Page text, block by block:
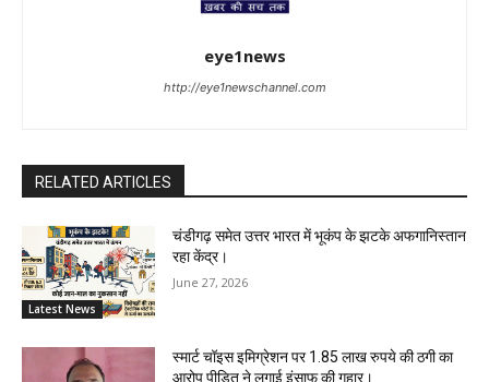
eye1news
http://eye1newschannel.com
RELATED ARTICLES
Latest News
चंडीगढ़ समेत उत्तर भारत में भूकंप के झटके अफगानिस्तान
रहा केंद्र।
June 27, 2026
स्मार्ट चॉइस इमिग्रेशन पर 1.85 लाख रुपये की ठगी का
आरोप पीड़ित ने लगाई इंसाफ की गुहार।